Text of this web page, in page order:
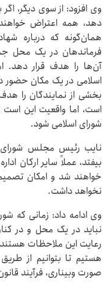
وی افزود: از سوی دیگر،
دهد، همه اعتراض
همان‌گونه که درباره
فرماندهان در یک محل
اسلامی در یک مکان حضور
بخشی از نمایندگان را
است، اما واقعیت این
شورای اسلامی شود.
نایب رئیس مجلس شورای
بیفتد، عملاً سایر ارکان
خواهند شد و امکان
نخواهد داشت.
وی ادامه داد: زمانی که
نباید در یک محل و در
رعایت این ملاحظات
هستیم تا بتوانیم از
صورت وبیناری، فرآیند